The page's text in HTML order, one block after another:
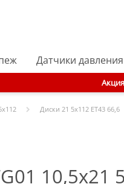
Датчики давления
Диски 21 5x112 ET43 66,6
10,5x21